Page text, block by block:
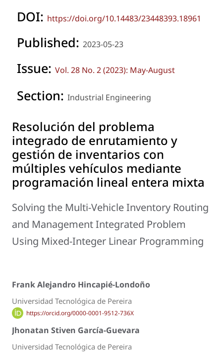
DOI: https://doi.org/10.14483/23448393.18961
Published: 2023-05-23
Issue: Vol. 28 No. 2 (2023): May-August
Section: Industrial Engineering
Resolución del problema
integrado de enrutamiento y
gestión de inventarios con
múltiples vehículos mediante
programación lineal entera mixta
Solving the Multi-Vehicle Inventory Routing
and Management Integrated Problem
Using Mixed-Integer Linear Programming
Frank Alejandro Hincapié-Londoño
Universidad Tecnológica de Pereira
https://orcid.org/0000-0001-9512-736X
Jhonatan Stiven García-Guevara
Universidad Tecnológica de Pereira